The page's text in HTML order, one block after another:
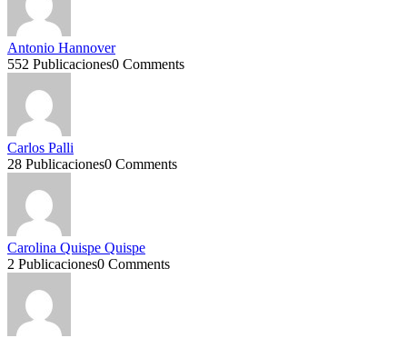
Antonio Hannover
552 Publicaciones0 Comments
Carlos Palli
28 Publicaciones0 Comments
Carolina Quispe Quispe
2 Publicaciones0 Comments